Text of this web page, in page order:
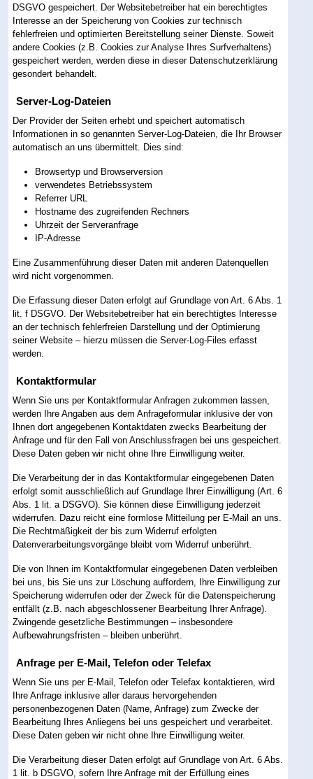
DSGVO gespeichert. Der Websitebetreiber hat ein berechtigtes
Interesse an der Speicherung von Cookies zur technisch
fehlerfreien und optimierten Bereitstellung seiner Dienste. Soweit
andere Cookies (z.B. Cookies zur Analyse Ihres Surfverhaltens)
gespeichert werden, werden diese in dieser Datenschutzerklärung
gesondert behandelt.
Server-Log-Dateien
Der Provider der Seiten erhebt und speichert automatisch
Informationen in so genannten Server-Log-Dateien, die Ihr Browser
automatisch an uns übermittelt. Dies sind:
Browsertyp und Browserversion
verwendetes Betriebssystem
Referrer URL
Hostname des zugreifenden Rechners
Uhrzeit der Serveranfrage
IP-Adresse
Eine Zusammenführung dieser Daten mit anderen Datenquellen
wird nicht vorgenommen.
Die Erfassung dieser Daten erfolgt auf Grundlage von Art. 6 Abs. 1
lit. f DSGVO. Der Websitebetreiber hat ein berechtigtes Interesse
an der technisch fehlerfreien Darstellung und der Optimierung
seiner Website – hierzu müssen die Server-Log-Files erfasst
werden.
Kontaktformular
Wenn Sie uns per Kontaktformular Anfragen zukommen lassen,
werden Ihre Angaben aus dem Anfrageformular inklusive der von
Ihnen dort angegebenen Kontaktdaten zwecks Bearbeitung der
Anfrage und für den Fall von Anschlussfragen bei uns gespeichert.
Diese Daten geben wir nicht ohne Ihre Einwilligung weiter.
Die Verarbeitung der in das Kontaktformular eingegebenen Daten
erfolgt somit ausschließlich auf Grundlage Ihrer Einwilligung (Art. 6
Abs. 1 lit. a DSGVO). Sie können diese Einwilligung jederzeit
widerrufen. Dazu reicht eine formlose Mitteilung per E-Mail an uns.
Die Rechtmäßigkeit der bis zum Widerruf erfolgten
Datenverarbeitungsvorgänge bleibt vom Widerruf unberührt.
Die von Ihnen im Kontaktformular eingegebenen Daten verbleiben
bei uns, bis Sie uns zur Löschung auffordern, Ihre Einwilligung zur
Speicherung widerrufen oder der Zweck für die Datenspeicherung
entfällt (z.B. nach abgeschlossener Bearbeitung Ihrer Anfrage).
Zwingende gesetzliche Bestimmungen – insbesondere
Aufbewahrungsfristen – bleiben unberührt.
Anfrage per E-Mail, Telefon oder Telefax
Wenn Sie uns per E-Mail, Telefon oder Telefax kontaktieren, wird
Ihre Anfrage inklusive aller daraus hervorgehenden
personenbezogenen Daten (Name, Anfrage) zum Zwecke der
Bearbeitung Ihres Anliegens bei uns gespeichert und verarbeitet.
Diese Daten geben wir nicht ohne Ihre Einwilligung weiter.
Die Verarbeitung dieser Daten erfolgt auf Grundlage von Art. 6 Abs.
1 lit. b DSGVO, sofern Ihre Anfrage mit der Erfüllung eines